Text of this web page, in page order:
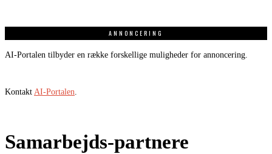
ANNONCERING
AI-Portalen tilbyder en række forskellige muligheder for annoncering.
Kontakt AI-Portalen
Samarbejds-partnere